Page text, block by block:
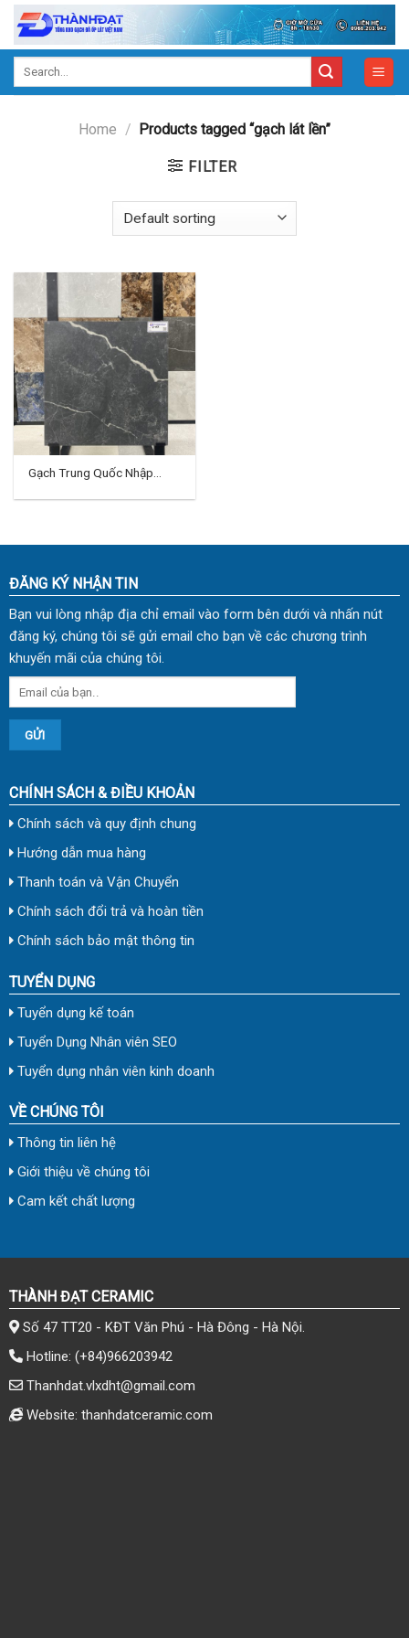
Skip
content
Home / Products tagged “gạch lát lền”
FILTER
Gạch Trung Quốc Nhập
05
ĐĂNG KÝ NHẬN TIN
Bạn vui lòng nhập địa chỉ email vào form bên dưới và nhấn nút
đăng ký, chúng tôi sẽ gửi email cho bạn về các chương trình
khuyến mãi của chúng tôi.
CHÍNH SÁCH & ĐIỀU KHOẢN
Chính sách và quy định chung
Hướng dẫn mua hàng
Thanh toán và Vận Chuyển
Chính sách đổi trả và hoàn tiền
Chính sách bảo mật thông tin
TUYỂN DỤNG
Tuyển dụng kế toán
Tuyển Dụng Nhân viên SEO
Tuyển dụng nhân viên kinh doanh
VỀ CHÚNG TÔI
Thông tin liên hệ
Giới thiệu về chúng tôi
Cam kết chất lượng
THÀNH ĐẠT CERAMIC
Số 47 TT20 - KĐT Văn Phú - Hà Đông - Hà Nội.
Hotline: (+84)966203942
Thanhdat.vlxdht@gmail.com
Website: thanhdatceramic.com